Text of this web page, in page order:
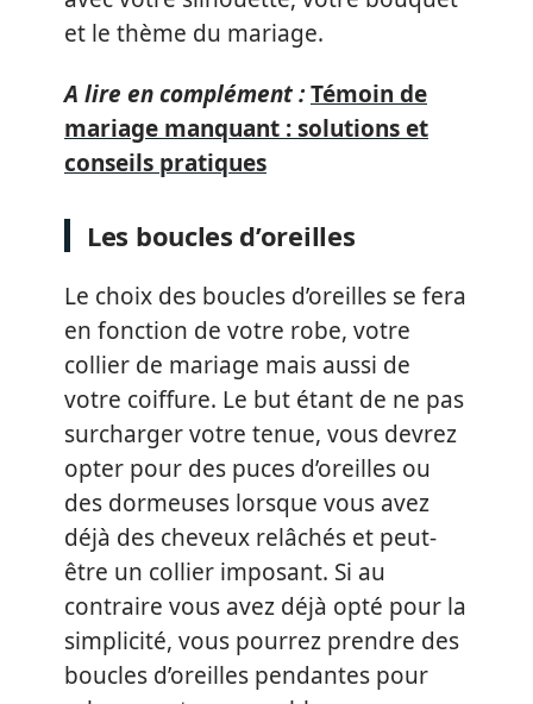
et le thème du mariage.
A lire en complément :Témoin de
mariage manquant : solutions et
conseils pratiques
Les boucles d’oreilles
Le choix des boucles d’oreilles se fera
en fonction de votre robe, votre
collier de mariage mais aussi de
votre coiffure. Le but étant de ne pas
surcharger votre tenue, vous devrez
opter pour des puces d’oreilles ou
des dormeuses lorsque vous avez
déjà des cheveux relâchés et peut-
être un collier imposant. Si au
contraire vous avez déjà opté pour la
simplicité, vous pourrez prendre des
boucles d’oreilles pendantes pour